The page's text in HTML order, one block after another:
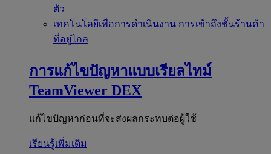
ตัว
เทคโนโลยีเพื่อการดำเนินงาน การเข้าถึงชั้นร้านค้า
ที่อยู่ไกล
การแก้ไขปัญหาแบบเรียลไทม์
TeamViewer DEX
แก้ไขปัญหาก่อนที่จะส่งผลกระทบต่อผู้ใช้
เรียนรู้เพิ่มเติม